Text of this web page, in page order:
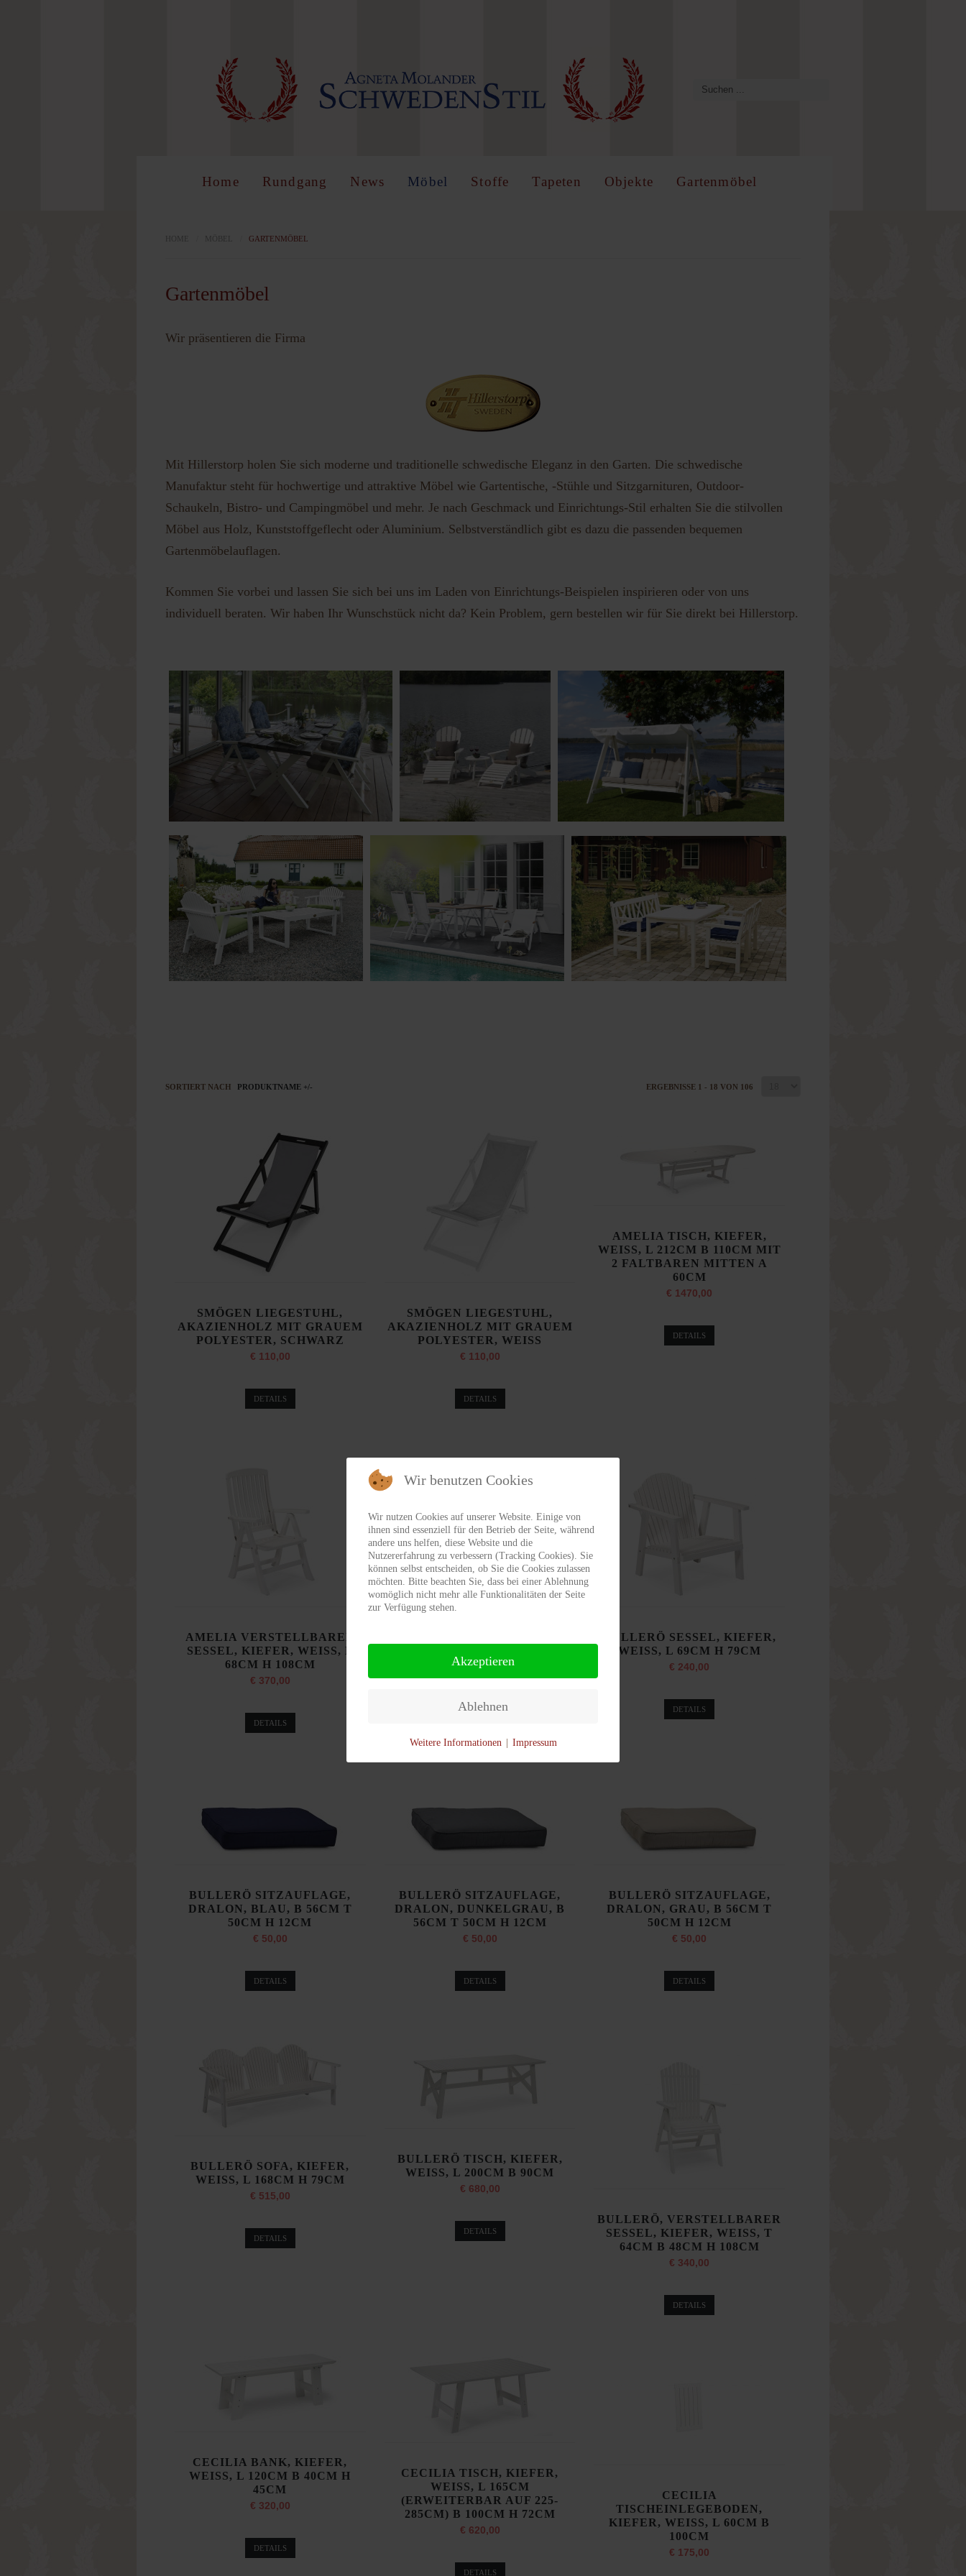
Home Rundgang News Möbel Stoffe Tapeten Objekte Gartenmöbel
HOME MÖBEL GARTENMÖBEL
Gartenmöbel
Wir präsentieren die Firma
Mit Hillerstorp holen Sie sich moderne und traditionelle schwedische Eleganz in den Garten. Die schwedische
Manufaktur steht für hochwertige und attraktive Möbel wie Gartentische, -Stühle und Sitzgarnituren, Outdoor-
Schaukeln, Bistro- und Campingmöbel und mehr. Je nach Geschmack und Einrichtungs-Stil erhalten Sie die stilvollen
Möbel aus Holz, Kunststoffgeflecht oder Aluminium. Selbstverständlich gibt es dazu die passenden bequemen
Gartenmöbelauflagen.
Kommen Sie vorbei und lassen Sie sich bei uns im Laden von Einrichtungs-Beispielen inspirieren oder von uns
individuell beraten. Wir haben Ihr Wunschstück nicht da? Kein Problem, gern bestellen wir für Sie direkt bei Hillerstorp.
SORTIERT NACH PRODUKTNAME +/- ERGEBNISSE 1 - 18 VON 106
SMÖGEN LIEGESTUHL,
AKAZIENHOLZ MIT GRAUEM
POLYESTER, SCHWARZ
€ 110,00
DETAILS
SMÖGEN LIEGESTUHL,
AKAZIENHOLZ MIT GRAUEM
POLYESTER, WEISS
€ 110,00
DETAILS
AMELIA TISCH, KIEFER,
WEISS, L 212CM B 110CM MIT
2 FALTBAREN MITTEN A
60CM
€ 1470,00
DETAILS
AMELIA VERSTELLBARER
SESSEL, KIEFER, WEISS, B
68CM H 108CM
€ 370,00
DETAILS
BULLERÖ GOTLAND
SOFATISCH, KIEFER, WEISS,
DETAILS
BULLERÖ SESSEL, KIEFER,
WEISS, L 69CM H 79CM
€ 240,00
DETAILS
BULLERÖ SITZAUFLAGE,
DRALON, BLAU, B 56CM T
50CM H 12CM
€ 50,00
DETAILS
BULLERÖ SITZAUFLAGE,
DRALON, DUNKELGRAU, B
56CM T 50CM H 12CM
€ 50,00
DETAILS
BULLERÖ SITZAUFLAGE,
DRALON, GRAU, B 56CM T
50CM H 12CM
€ 50,00
DETAILS
BULLERÖ SOFA, KIEFER,
WEISS, L 168CM H 79CM
€ 515,00
DETAILS
BULLERÖ TISCH, KIEFER,
WEISS, L 200CM B 90CM
€ 680,00
DETAILS
BULLERÖ, VERSTELLBARER
SESSEL, KIEFER, WEISS, T
64CM B 48CM H 108CM
€ 340,00
DETAILS
CECILIA BANK, KIEFER,
WEISS, L 120CM B 40CM H
45CM
€ 320,00
DETAILS
CECILIA TISCH, KIEFER,
WEISS, L 165CM
(ERWEITERBAR AUF 225-
285CM) B 100CM H 72CM
€ 620,00
DETAILS
CECILIA
TISCHEINLEGEBODEN,
KIEFER, WEISS, L 60CM B
100CM
€ 175,00
LOG IN
Wir benutzen Cookies
Wir nutzen Cookies auf unserer Website. Einige von
ihnen sind essenziell für den Betrieb der Seite, während
andere uns helfen, diese Website und die
Nutzererfahrung zu verbessern (Tracking Cookies). Sie
können selbst entscheiden, ob Sie die Cookies zulassen
möchten. Bitte beachten Sie, dass bei einer Ablehnung
womöglich nicht mehr alle Funktionalitäten der Seite
zur Verfügung stehen.
Akzeptieren
Ablehnen
Weitere Informationen Impressum